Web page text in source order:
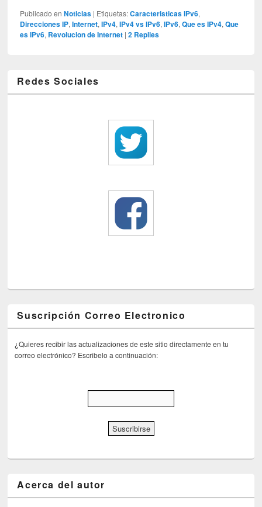
Publicado en Noticias | Etiquetas: Caracteristicas IPv6,
Direcciones IP,Internet,IPv4,IPv4 vs IPv6,IPv6,Que es IPv4,Que
es IPv6, Revolucion de Internet |2 Replies
Redes Sociales
Suscripción Correo Electronico
¿Quieres recibir las actualizaciones de este sitio directamente en tu
correo electrónico? Escribelo a continuación:
Acerca del autor